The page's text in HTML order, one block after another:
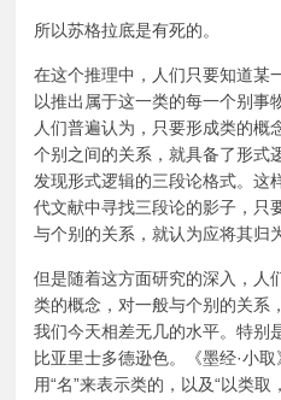
所以苏格拉底是有死的。
在这个推理中，人们只要知道某
以推出属于这一类的每一个别事
人们普遍认为，只要形成类的概
个别之间的关系，就具备了形式
发现形式逻辑的三段论格式。这
代文献中寻找三段论的影子，只
与个别的关系，就认为应将其归
但是随着这方面研究的深入，人
类的概念，对一般与个别的关系
我们今天相差无几的水平。特别
比亚里士多德逊色。《墨经·小
用“名”来表示类的，以及“以类取